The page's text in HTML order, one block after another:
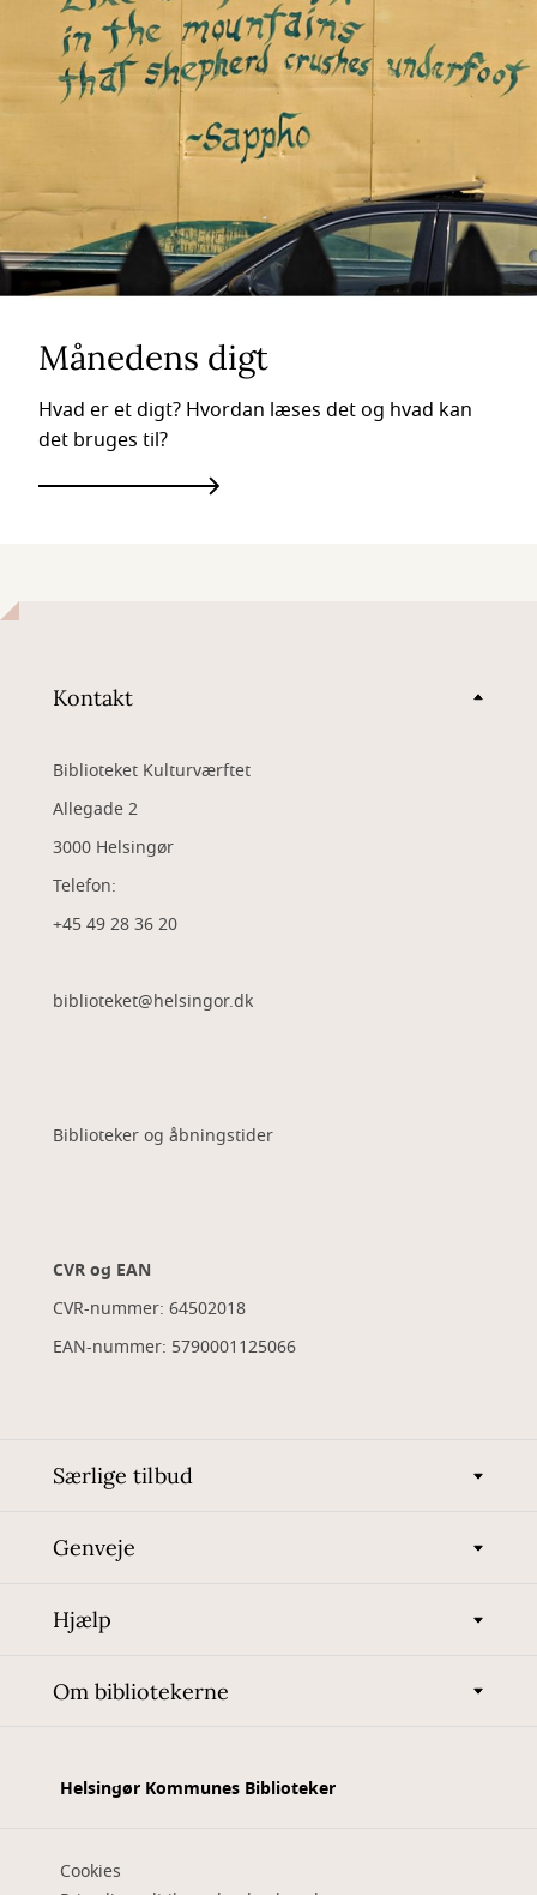
Månedens digt
Hvad er et digt? Hvordan læses det og hvad kan
det bruges til?
Kontakt
Biblioteket Kulturværftet
Allegade 2
3000 Helsingør
Telefon:
+45 49 28 36 20
biblioteket@helsingor.dk
Biblioteker og åbningstider
CVR og EAN
CVR-nummer: 64502018
EAN-nummer: 5790001125066
Særlige tilbud
Genveje
Hjælp
Om bibliotekerne
Helsingør Kommunes Biblioteker
Cookies